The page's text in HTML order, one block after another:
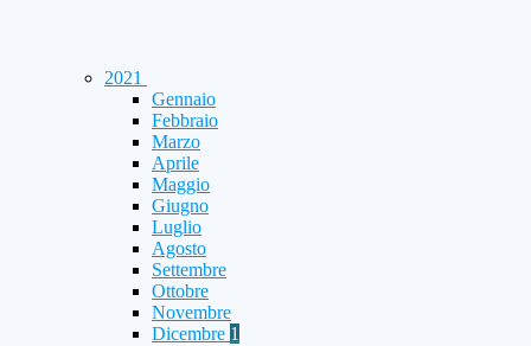
2021
Gennaio
Febbraio
Marzo
Aprile
Maggio
Giugno
Luglio
Agosto
Settembre
Ottobre
Novembre
Dicembre 1